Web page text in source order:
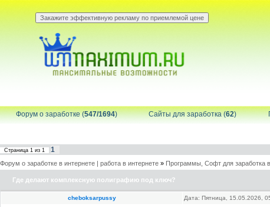
Форум о заработке (547/1694) Сайты для заработка (62)
Страница 1 из 1 1
Форум о заработке в интернете | работа в интернете » Программы, Софт для заработка
Где делают комплексную полиграфию под ключ?
cheboksarpussy Дата: Пятница, 15.05.2026,